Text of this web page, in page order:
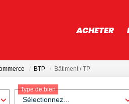
ACHETER
BTP Bâtiment / TP
Sélectionnez...
Type de bien